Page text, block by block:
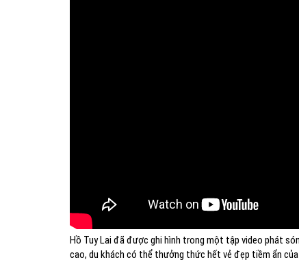
Hồ Tuy Lai đã được ghi hình trong một tập video phát
cao, du khách có thể thưởng thức hết vẻ đẹp tiềm ẩn